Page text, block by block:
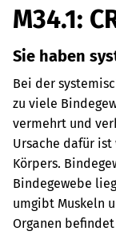
M34.1:
Sie haben
Bei der
zu viele
vermehrt und
Ursache dafür
Körpers.
Bindegewebe
umgibt Muskeln
Organen